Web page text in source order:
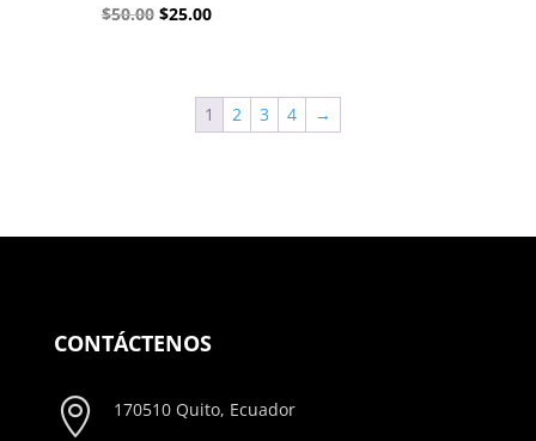
$50.00 El
$50.00.
$25.00El
es:
$25.00.
1 2 3 4 →
CONTÁCTENOS

170510 Quito, Ecuador